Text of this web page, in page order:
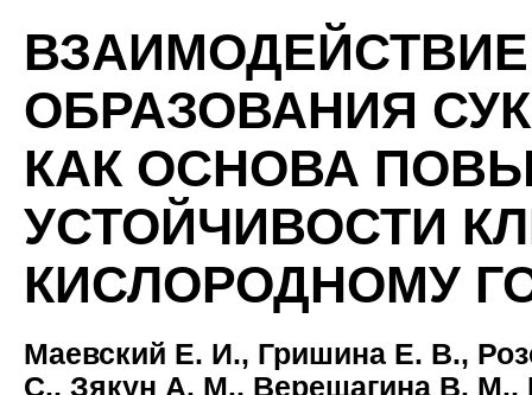
ОБРАЗОВАНИЯ
КАК ОСНОВА
УСТОЙЧИВОСТИ
КИСЛОРОДНОМУ
Маевский Е. И., Гришина Е. В.,
С., Зякун А. М., Верещагина В. М.,